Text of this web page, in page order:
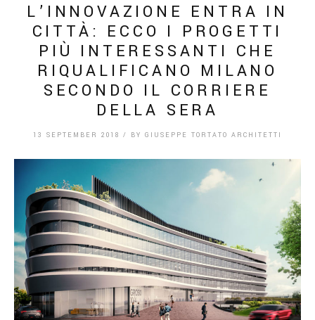
L’INNOVAZIONE ENTRA IN
CITTÀ: ECCO I PROGETTI
PIÙ INTERESSANTI CHE
RIQUALIFICANO MILANO
SECONDO IL CORRIERE
DELLA SERA
13 SEPTEMBER 2018 / BY GIUSEPPE TORTATO ARCHITETTI